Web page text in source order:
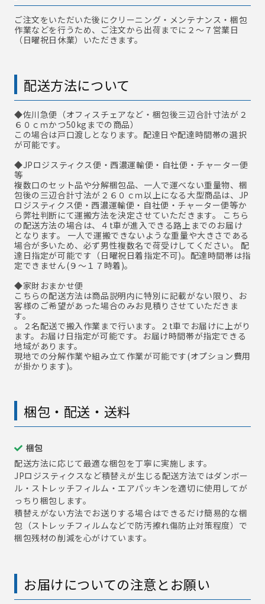
ご注文をいただいた後にクリーニング・メンテナンス・梱包
作業などを行うため、ご注文から出荷までに２～７営業日
（日曜祝日休業）いただきます。
配送方法について
◆佐川急便 （オフィスチェアなど・梱包後三辺合計寸法が２
６０ｃｍかつ50kgまでの商品）
この場合は戸口渡しとなります。配達日や配達時間帯の選択
が可能です。
◆JPロジスティクス便・西濃運輸便・自社便・チャーター便
等
複数口のセット品や分解梱包品、一人で運べない重量物、梱
包後の三辺合計寸法が２６０ｃｍ以上になる大型商品は、JP
ロジスティクス便・西濃運輸便・自社便・チャーター便等か
ら弊社判断にて運搬方法を決定させていただきます。 こちら
の配送方法の場合は、４t車が進入できる路上までのお届け
となります。 一人で運搬できないような重量や大きさである
場合が多いため、必ず男性複数名で荷受けしてください。 配
達日指定が可能です（日曜祝日着指定不可)。配達時間帯は指
定できません(９～１７時着)。
◆家財おまかせ便
こちらの配送方法は商品説明内に特別に記載がない限り、お
客様のご希望があった場合のみお見積りさせていただきま
す。
。２名配送で搬入作業まで行います。２t車でお届けに上がり
ます。お届け日指定が可能です。お届け時間帯が指定できる
地域があります。
現地での分解作業や組み立て作業が可能です(オプション費用
が掛かります)。
梱包・配送・送料
梱包
配送方法に応じて最適な梱包を丁寧に実施します。
JPロジスティクスなど積替えが生じる配送方法ではダンボー
ル・ストレッチフィルム・エアパッキンを適切に使用してが
っちり梱包します。
積替えがない方法でお送りする場合はできるだけ簡易的な梱
包（ストレッチフィルムなどで防汚擦れ傷防止対策程度）で
梱包残材の削減を心がけています。
お届けについての注意とお願い